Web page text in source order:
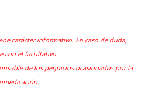
carácter informativo. En caso de duda,
con el facultativo.
de los perjuicios ocasionados por la